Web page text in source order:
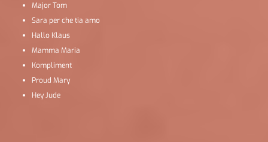
Major Tom
Sara per che tia amo
Hallo Klaus
Mamma Maria
Kompliment
Proud Mary
Hey Jude